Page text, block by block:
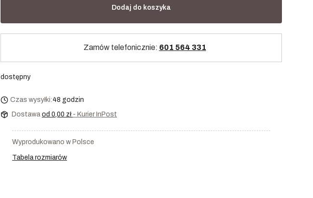
Dodaj do koszyka
Zamów telefonicznie: 601 564 331
dostępny
Czas wysyłki:48 godzin
Dostawa od 0,00 zł - Kurier InPost
Wyprodukowano w Polsce
Tabela rozmiarów